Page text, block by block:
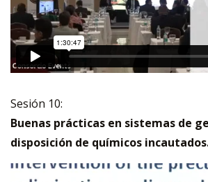
Sesión 10:
Buenas prácticas en sistemas de
disposición de químicos